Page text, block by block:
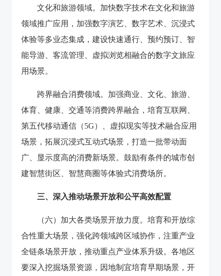
文化和旅游领域。加快数字技术在文化和旅游
领域推广应用，加强数字演艺、数字艺术、沉浸式
体验等多业态集成，建设快速通行、预约预订、智
能导游、客流管理、虚拟浏览相融合的数字文旅应
用场景。
跨界融合消费领域。加强商业、文化、旅游、
体育、健康、交通等消费跨界融合，培育互联网、
第五代移动通信（5G）、虚拟现实等技术融合应用
场景，拓展沉浸式互动式场景，打造一批带动面
广、显示度高的消费新场景。鼓励有条件的城市创
建智慧街区、智慧商圈等体验式消费场所。
三、深入推动场景开放和公平高效配置
（六）加大各类场景开放力度。培育和开放综
合性重大场景，强化跨领域跨区域协作，注重产业
全链条场景开放，推动重点产业体系升级。各地区
要深入挖掘场景资源，因地制宜培育早期场景，开